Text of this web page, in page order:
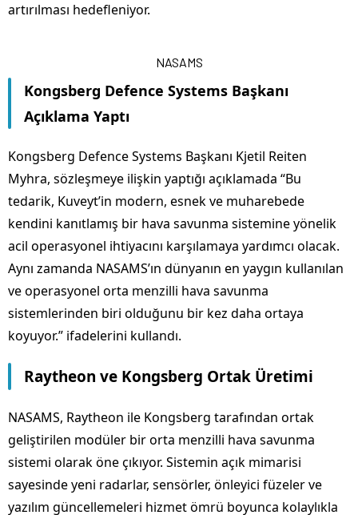
artırılması hedefleniyor.
NASAMS
Kongsberg Defence Systems Başkanı
Açıklama Yaptı
Kongsberg Defence Systems Başkanı Kjetil Reiten
Myhra, sözleşmeye ilişkin yaptığı açıklamada “Bu
tedarik, Kuveyt’in modern, esnek ve muharebede
kendini kanıtlamış bir hava savunma sistemine yönelik
acil operasyonel ihtiyacını karşılamaya yardımcı olacak.
Aynı zamanda NASAMS’ın dünyanın en yaygın kullanılan
ve operasyonel orta menzilli hava savunma
sistemlerinden biri olduğunu bir kez daha ortaya
koyuyor.” ifadelerini kullandı.
Raytheon ve Kongsberg Ortak Üretimi
NASAMS, Raytheon ile Kongsberg tarafından ortak
geliştirilen modüler bir orta menzilli hava savunma
sistemi olarak öne çıkıyor. Sistemin açık mimarisi
sayesinde yeni radarlar, sensörler, önleyici füzeler ve
yazılım güncellemeleri hizmet ömrü boyunca kolaylıkla